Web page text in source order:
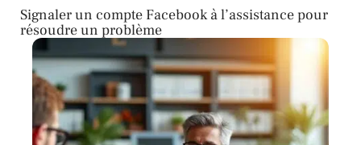
Signaler un compte Facebook à l’assistance pour
résoudre un problème